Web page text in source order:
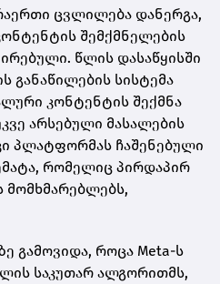
ცვლილება დანერგა,
შემქმნელების
წლის დასაწყისში
განაწილების სისტემა
კონტენტის შექმნა
არსებული მასალების
პლატფორმას ჩაშენებული
რომელიც პირდაპირ
მომხმარებლებს,
გამოვიდა, როცა Meta-ს
საკუთარ ალგორითმს,